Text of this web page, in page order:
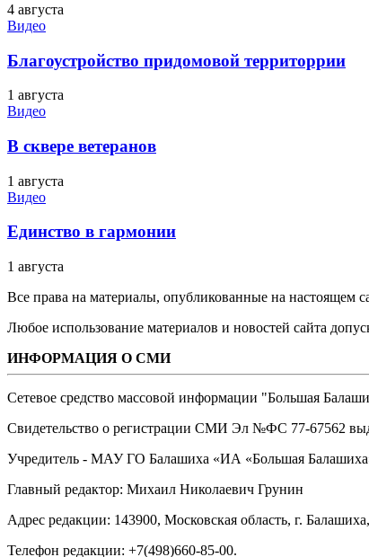
4 августа
Видео
Благоустройство придомовой территоррии
1 августа
Видео
В сквере ветеранов
1 августа
Видео
Единство в гармонии
1 августа
Все права на материалы, опубликованные на
Любое использование материалов и новостей сайта
ИНФОРМАЦИЯ О СМИ
Сетевое средство массовой информации "Большая
Свидетельство о регистрации СМИ Эл №ФС ‎77-67562
Учредитель - МАУ ГО Балашиха «ИА «Большая
Главный редактор: Михаил Николаевич Грунин
Адрес редакции: 143900, Московская область, г.
Телефон редакции: +7(498)660-85-00.